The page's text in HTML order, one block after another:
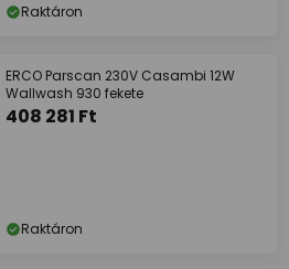
Raktáron
ERCO Parscan 230V Casambi 12W
Wallwash 930 fekete
408 281 Ft
Raktáron